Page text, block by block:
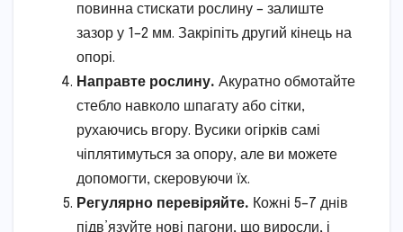
повинна стискати рослину – залиште
зазор у 1–2 мм. Закріпіть другий кінець на
опорі.
Направте рослину. Акуратно обмотайте
стебло навколо шпагату або сітки,
рухаючись вгору. Вусики огірків самі
чіплятимуться за опору, але ви можете
допомогти, скеровуючи їх.
Регулярно перевіряйте. Кожні 5–7 днів
підв’язуйте нові пагони, що виросли, і